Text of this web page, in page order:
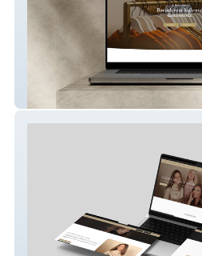
La Maison Douze